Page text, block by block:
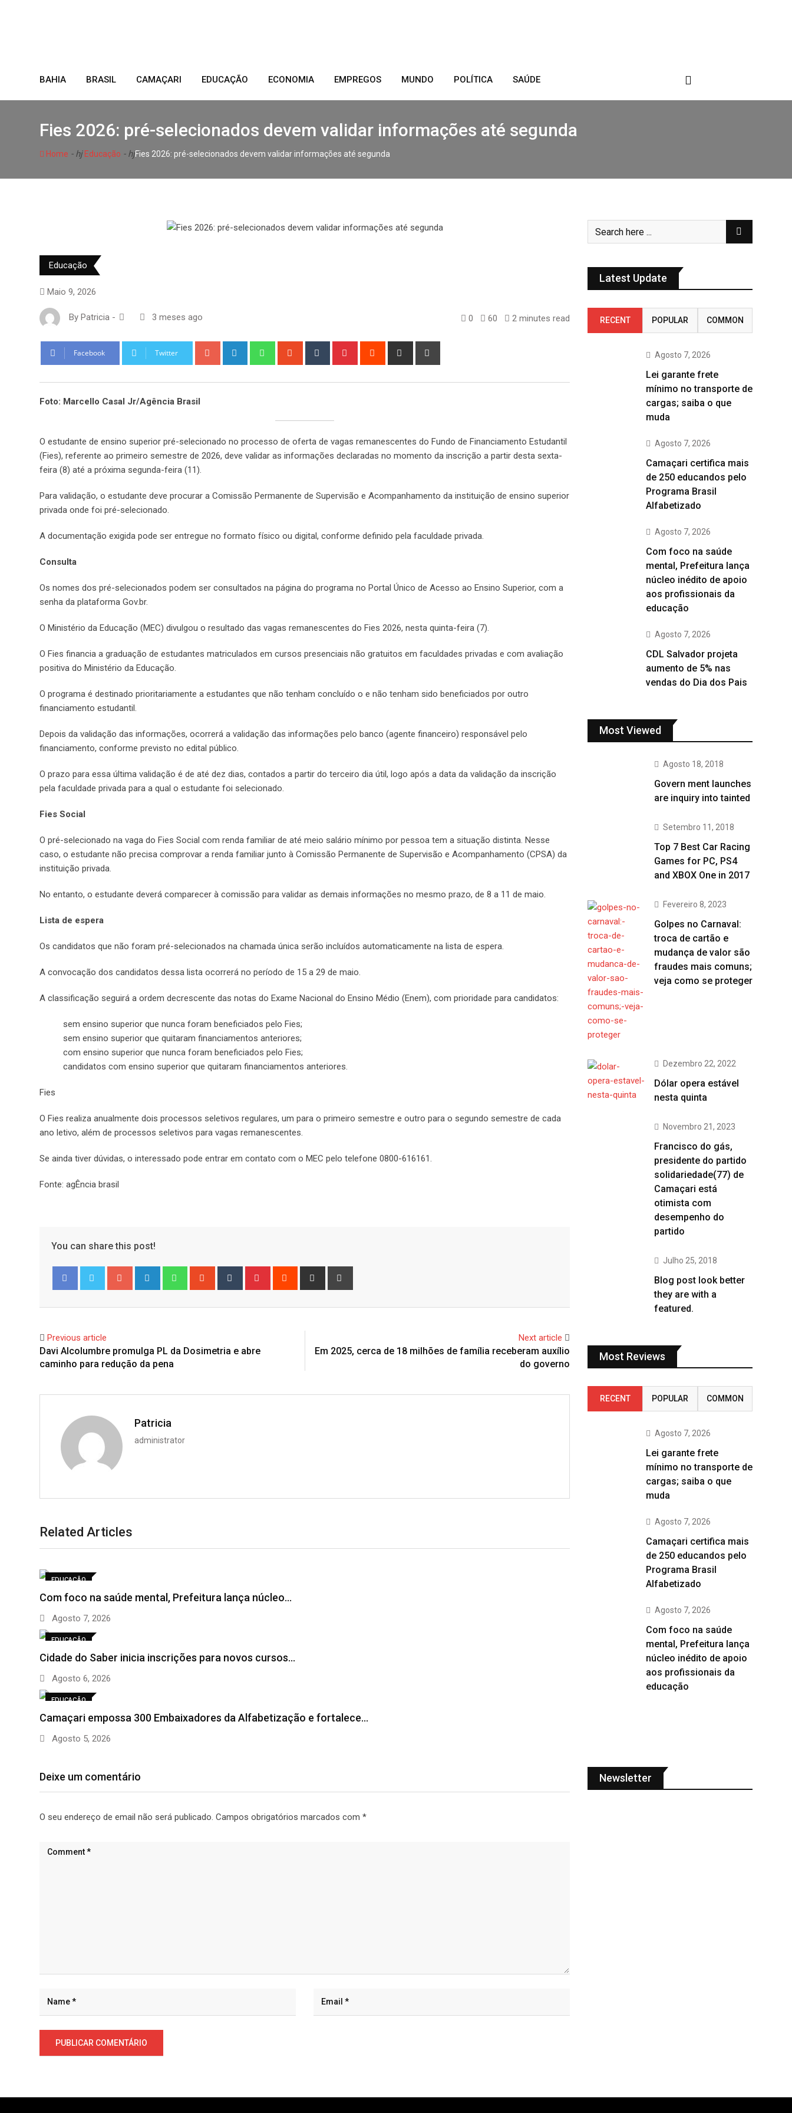
BAHIA BRASIL CAMAÇARI EDUCAÇÃO ECONOMIA EMPREGOS MUNDO POLÍTICA SAÚDE
Fies 2026: pré-selecionados devem validar informações até segunda
Home - hjEducação - hjFies 2026: pré-selecionados devem validar informações até segunda
Educação
Maio 9, 2026
By Patricia - 3 meses ago 0 60 2 minutes read
Facebook Twitter Google+ LinkedIn WhatsappStumbleUpon
Tumblr Pinterest Reddit
Share
Foto: Marcello Casal Jr/Agência Brasil
O estudante de ensino superior pré-selecionado no processo de oferta de vagas remanescentes do Fundo de Financiamento Estudantil
(Fies), referente ao primeiro semestre de 2026, deve validar as informações declaradas no momento da inscrição a partir desta sexta-
feira (8) até a próxima segunda-feira (11).
Para validação, o estudante deve procurar a Comissão Permanente de Supervisão e Acompanhamento da instituição de ensino superior
privada onde foi pré-selecionado.
A documentação exigida pode ser entregue no formato físico ou digital, conforme definido pela faculdade privada.
Consulta
Os nomes dos pré-selecionados podem ser consultados na página do programa no Portal Único de Acesso ao Ensino Superior, com a
senha da plataforma Gov.br.
O Ministério da Educação (MEC) divulgou o resultado das vagas remanescentes do Fies 2026, nesta quinta-feira (7).
O Fies financia a graduação de estudantes matriculados em cursos presenciais não gratuitos em faculdades privadas e com avaliação
positiva do Ministério da Educação.
O programa é destinado prioritariamente a estudantes que não tenham concluído o e não tenham sido beneficiados por outro
financiamento estudantil.
Depois da validação das informações, ocorrerá a validação das informações pelo banco (agente financeiro) responsável pelo
financiamento, conforme previsto no edital público.
O prazo para essa última validação é de até dez dias, contados a partir do terceiro dia útil, logo após a data da validação da inscrição
pela faculdade privada para a qual o estudante foi selecionado.
Fies Social
O pré-selecionado na vaga do Fies Social com renda familiar de até meio salário mínimo por pessoa tem a situação distinta. Nesse
caso, o estudante não precisa comprovar a renda familiar junto à Comissão Permanente de Supervisão e Acompanhamento (CPSA) da
instituição privada.
No entanto, o estudante deverá comparecer à comissão para validar as demais informações no mesmo prazo, de 8 a 11 de maio.
Lista de espera
Os candidatos que não foram pré-selecionados na chamada única serão incluídos automaticamente na lista de espera.
A convocação dos candidatos dessa lista ocorrerá no período de 15 a 29 de maio.
A classificação seguirá a ordem decrescente das notas do Exame Nacional do Ensino Médio (Enem), com prioridade para candidatos:
sem ensino superior que nunca foram beneficiados pelo Fies;
sem ensino superior que quitaram financiamentos anteriores;
com ensino superior que nunca foram beneficiados pelo Fies;
candidatos com ensino superior que quitaram financiamentos anteriores.
Fies
O Fies realiza anualmente dois processos seletivos regulares, um para o primeiro semestre e outro para o segundo semestre de cada
ano letivo, além de processos seletivos para vagas remanescentes.
Se ainda tiver dúvidas, o interessado pode entrar em contato com o MEC pelo telefone 0800-616161.
Fonte: agÊncia brasil
You can share this post!
Google+ LinkedIn WhatsappStumbleUpon
Tumblr Pinterest Reddit
Share
Previous article
Davi Alcolumbre promulga PL da Dosimetria e abre
caminho para redução da pena
Next article
Em 2025, cerca de 18 milhões de família receberam auxílio
do governo
Patricia
administrator
Related Articles
EDUCAÇÃO
Com foco na saúde mental, Prefeitura lança núcleo…
Agosto 7, 2026
EDUCAÇÃO
Cidade do Saber inicia inscrições para novos cursos…
Agosto 6, 2026
EDUCAÇÃO
Camaçari empossa 300 Embaixadores da Alfabetização e fortalece…
Agosto 5, 2026
Deixe um comentário
O seu endereço de email não será publicado. Campos obrigatórios marcados com *
Latest Update
RECENT POPULAR COMMON
Agosto 7, 2026
Lei garante frete
mínimo no transporte de
cargas; saiba o que
muda
Agosto 7, 2026
Camaçari certifica mais
de 250 educandos pelo
Programa Brasil
Alfabetizado
Agosto 7, 2026
Com foco na saúde
mental, Prefeitura lança
núcleo inédito de apoio
aos profissionais da
educação
Agosto 7, 2026
CDL Salvador projeta
aumento de 5% nas
vendas do Dia dos Pais
Most Viewed
Agosto 18, 2018
Govern ment launches
are inquiry into tainted
Setembro 11, 2018
Top 7 Best Car Racing
Games for PC, PS4
and XBOX One in 2017
Fevereiro 8, 2023
Golpes no Carnaval:
troca de cartão e
mudança de valor são
fraudes mais comuns;
veja como se proteger
Dezembro 22, 2022
Dólar opera estável
nesta quinta
Novembro 21, 2023
Francisco do gás,
presidente do partido
solidariedade(77) de
Camaçari está
otimista com
desempenho do
partido
Julho 25, 2018
Blog post look better
they are with a
featured.
Most Reviews
RECENT POPULAR COMMON
Agosto 7, 2026
Lei garante frete
mínimo no transporte de
cargas; saiba o que
muda
Agosto 7, 2026
Camaçari certifica mais
de 250 educandos pelo
Programa Brasil
Alfabetizado
Agosto 7, 2026
Com foco na saúde
mental, Prefeitura lança
núcleo inédito de apoio
aos profissionais da
educação
Newsletter